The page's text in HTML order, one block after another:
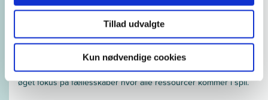
Tillad udvalgte
Kun nødvendige cookies
hjemmebesøg, da de i grupper er sårbare og får ikke sagt og
spurgt om det, der virkelig er væsentligt for dem.
Forældreuddannelse lyder spændende bare det ikke betyder
færre hjemmebesøg. Pasningstilbuddet betyder også rigtig
meget for familiens trivsel. Det spændende kunne være at
invitere forældre med over i en tænkning om kommune 3.0 med
øget fokus på fællesskaber hvor alle ressourcer kommer i spil.